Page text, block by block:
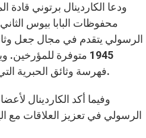
ودعا الكاردينال برتوني قادة
محفوظات البابا بيوس
1945 متوفرة
فهرسة وثائق الحبرية التي يبلغ عددها حوالي 16 مليون.
وفيما أكد الكاردينال
الرسولي في تعزيز العلاقات مع